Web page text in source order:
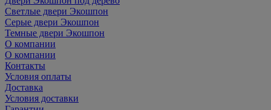
Светлые двери Экошпон
Серые двери Экошпон
Темные двери Экошпон
О компании
О компании
Контакты
Условия оплаты
Доставка
Условия доставки